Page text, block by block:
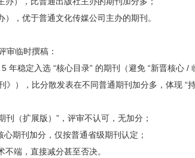
，优于普通文化传媒公司主办的期刊。
审临时撰稿：
稳定入选 “核心目录” 的期刊（避免 “新晋核心 /
），比分散发表在不同普通期刊加分多，体现 “持
（扩展版）”，评审不认可，无加分；
期刊加分，仅按普通省级期刊认定；
端，直接减分甚至否决。